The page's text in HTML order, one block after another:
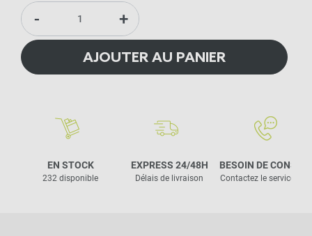
- +
AJOUTER AU PANIER
EN STOCK
232 disponible
EXPRESS 24/48H
Délais de livraison
BESOIN DE CONSEIL
Contactez le service